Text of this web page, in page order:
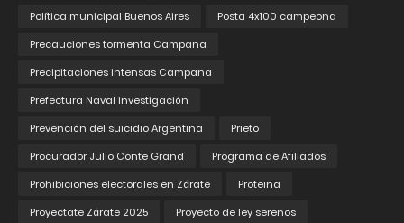
Política municipal Buenos Aires
Posta 4x100 campeona
Precauciones tormenta Campana
Precipitaciones intensas Campana
Prefectura Naval investigación
Prevención del suicidio Argentina
Prieto
Procurador Julio Conte Grand
Programa de Afiliados
Prohibiciones electorales en Zárate
Proteina
Proyectate Zárate 2025
Proyecto de ley serenos